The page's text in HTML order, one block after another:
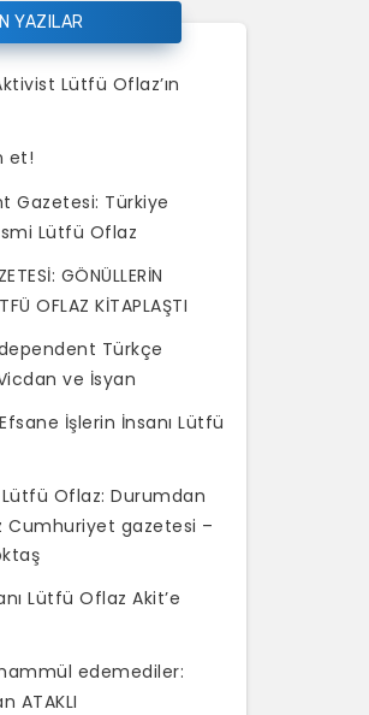
ZS (1)
YAZILAR
Lütfü Oflaz’ın
et!
Gazetesi: Türkiye
Lütfü Oflaz
GÖNÜLLERİN
OFLAZ KİTAPLAŞTI
Türkçe
ve İsyan
İşlerin İnsanı Lütfü
Lütfü Oflaz: Durumdan
Cumhuriyet gazetesi –
Lütfü Oflaz Akit’e
edemediler:
ATAKLI